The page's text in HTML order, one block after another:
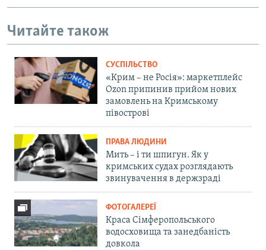
Читайте також
СУСПІЛЬСТВО
«Крим – не Росія»: маркетплейс
Ozon припинив прийом нових
замовлень на Кримському
півострові
ПРАВА ЛЮДИНИ
Мить – і ти шпигун. Як у
кримських судах розглядають
звинувачення в держзраді
ФОТОГАЛЕРЕЇ
Краса Сімферопольського
водосховища та занедбаність
довкола